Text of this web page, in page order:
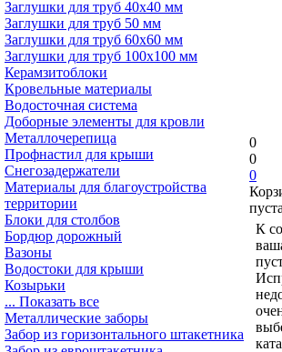
Заглушки для труб 40х40 мм
Заглушки для труб 50 мм
Заглушки для труб 60х60 мм
Заглушки для труб 100х100 мм
Керамзитоблоки
Кровельные материалы
Водосточная система
Доборные элементы для кровли
Металлочерепица
Профнастил для крыши
Снегозадержатели
Материалы для благоустройства
территории
Блоки для столбов
Бордюр дорожный
Вазоны
Водостоки для крыши
Козырьки
... Показать все
Металлические заборы
Забор из горизонтального штакетника
0
0
0
К